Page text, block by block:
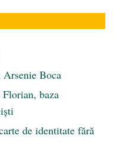
Boca
baza
de identitate fără